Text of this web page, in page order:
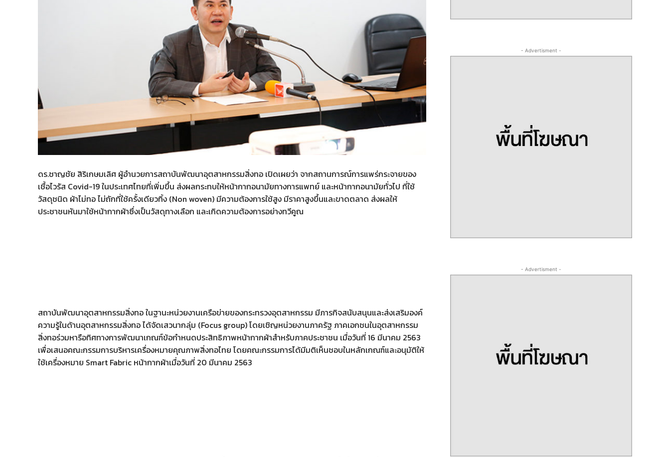
ดร.ชาญชัย สิริเกษมเลิศ ผู้อำนวยการสถาบันพัฒนาอุตสาหกรรมสิ่งทอ เปิดเผยว่า จากสถานการณ์การแพร่กระจายของ
เชื้อไวรัส Covid-19 ในประเทศไทยที่เพิ่มขึ้น ส่งผลกระทบให้หน้ากากอนามัยทางการแพทย์ และหน้ากากอนามัยทั่วไป ที่ใช้
วัสดุชนิด ผ้าไม่ทอ ไม่ถักที่ใช้ครั้งเดียวทิ้ง (Non woven) มีความต้องการใช้สูง มีราคาสูงขึ้นและขาดตลาด ส่งผลให้
ประชาชนหันมาใช้หน้ากากผ้าซึ่งเป็นวัสดุทางเลือก และเกิดความต้องการอย่างทวีคูณ
สถาบันพัฒนาอุตสาหกรรมสิ่งทอ ในฐานะหน่วยงานเครือข่ายของกระทรวงอุตสาหกรรม มีภารกิจสนับสนุนและส่งเสริมองค์
ความรู้ในด้านอุตสาหกรรมสิ่งทอ ได้จัดเสวนากลุ่ม (Focus group) โดยเชิญหน่วยงานภาครัฐ ภาคเอกชนในอุตสาหกรรม
สิ่งทอร่วมหารือทิศทางการพัฒนาเกณฑ์ข้อกำหนดประสิทธิภาพหน้ากากผ้าสำหรับภาคประชาชน เมื่อวันที่ 16 มีนาคม 2563
เพื่อเสนอคณะกรรมการบริหารเครื่องหมายคุณภาพสิ่งทอไทย โดยคณะกรรมการได้มีมติเห็นชอบในหลักเกณฑ์และอนุมัติให้
ใช้เครื่องหมาย Smart Fabric หน้ากากผ้าเมื่อวันที่ 20 มีนาคม 2563
- Advertisment -
- Advertisment -